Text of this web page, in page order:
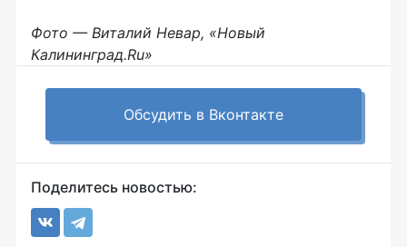
Фото — Виталий Невар, «Новый
Калининград.Ru»
Обсудить в Вконтакте
Поделитесь новостью: